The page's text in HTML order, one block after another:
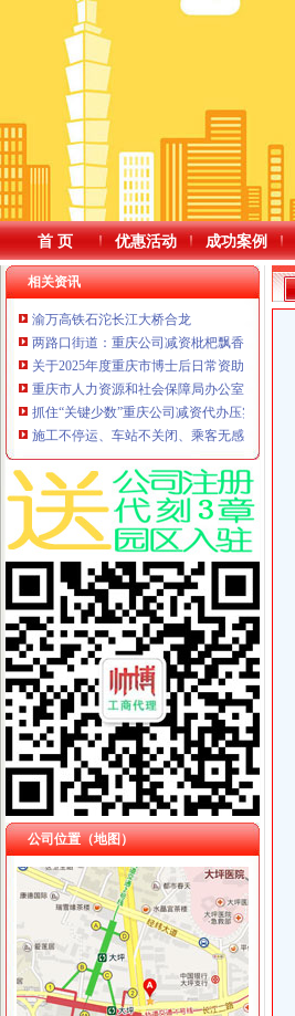
首 页 优惠活动 成功案例
相关资讯
渝万高铁石沱长江大桥合龙
两路口街道：重庆公司减资枇杷飘香迎初夏
关于2025年度重庆市博士后日常资助名额和
重庆市人力资源和社会保障局办公室关于局
抓住“关键少数”重庆公司减资代办压实企业
施工不停运、车站不关闭、乘客无感知，轨
公司位置（地图）